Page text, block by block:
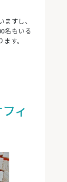
すし、
名もいる
す。
ィ